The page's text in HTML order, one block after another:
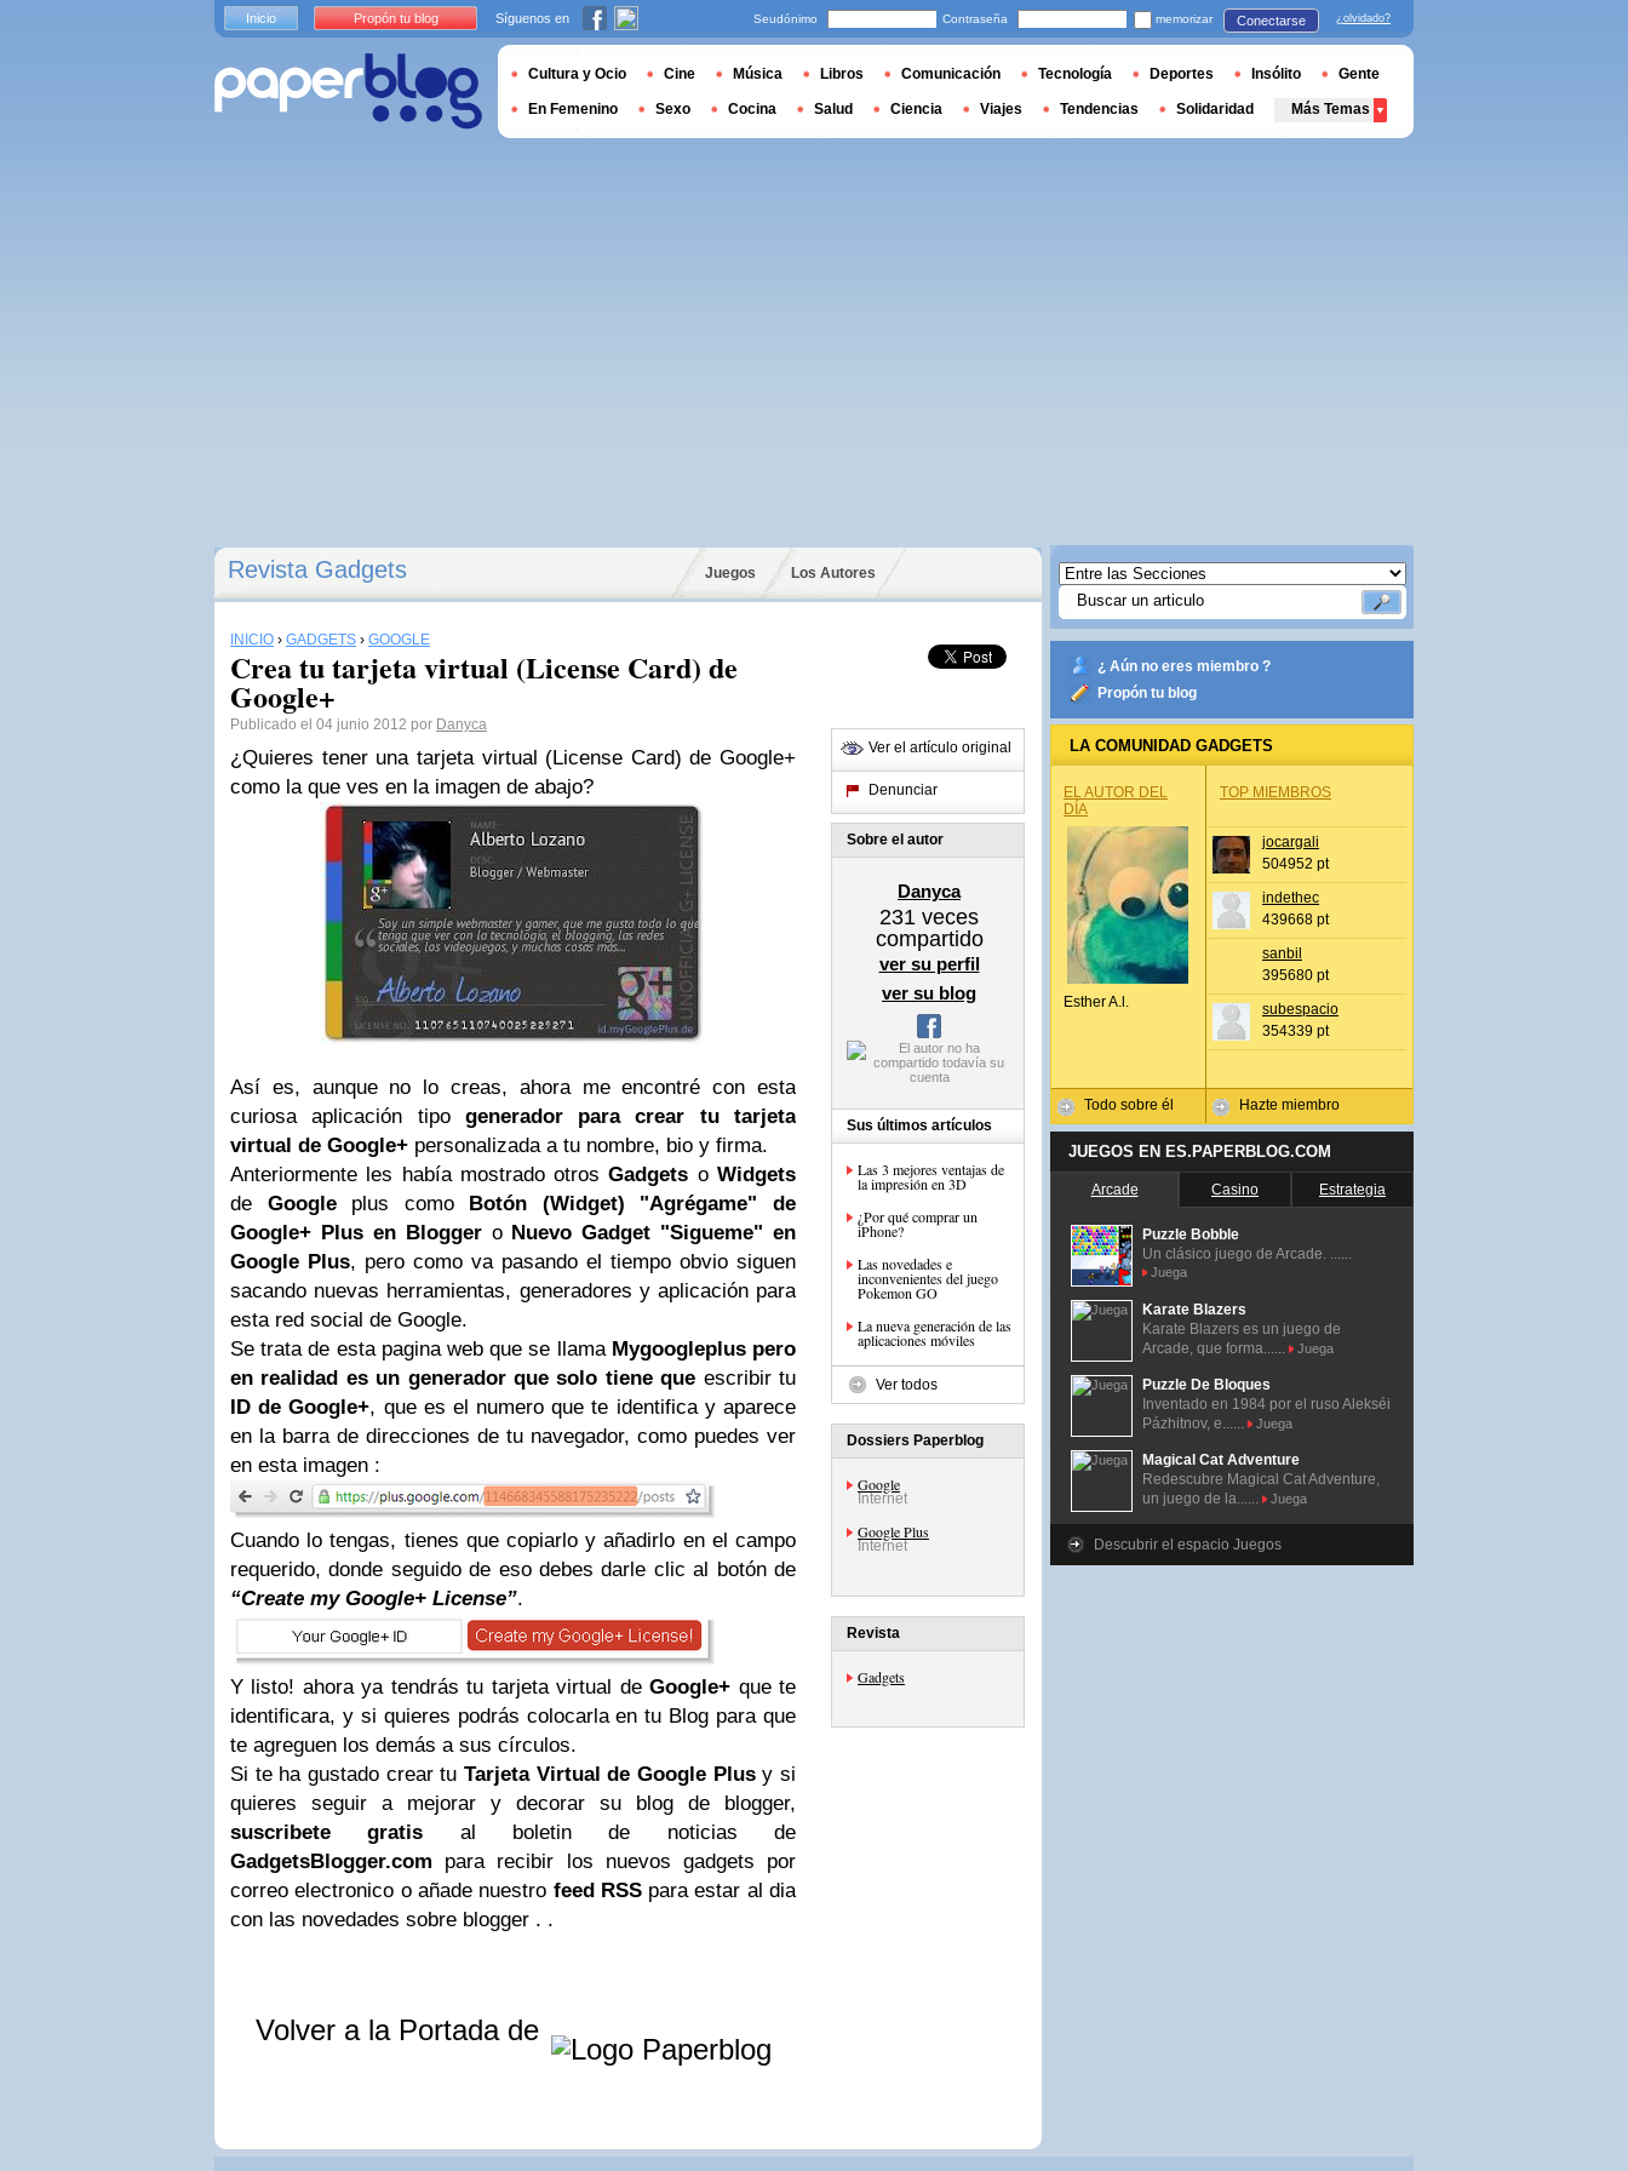
Revista Gadgets Juegos Los Autores
INICIO › GADGETS › GOOGLE
Crea tu tarjeta virtual (License Card) de
Google+
Publicado el 04 junio 2012 por Danyca
¿Quieres tener una tarjeta virtual (License Card) de Google+
como la que ves en la imagen de abajo?
Así es, aunque no lo creas, ahora me encontré con esta
curiosa aplicación tipo generador para crear tu tarjeta
virtual de Google+ personalizada a tu nombre, bio y firma.
Anteriormente les había mostrado otrosGadgets oWidgets
de Googleplus como
Botón (Widget) "Agrégame" de
Google+ Plus en Bloggero Nuevo Gadget "Sigueme" en
Google Plus, pero como va pasando el tiempo obvio siguen
sacando nuevas herramientas, generadores y aplicación para
esta red social de Google.
Se trata de esta pagina web que se llama Mygooglepluspero
en realidad es un generador que solo tiene que escribir tu
ID de Google+, que es el numero que te identifica y aparece
en la barra de direcciones de tu navegador, como puedes ver
en esta imagen :
Cuando lo tengas, tienes que copiarlo y añadirlo en el campo
requerido, donde seguido de eso debes darle clic al botón de
“Create my Google+ License”.
Y listo! ahora ya tendrás tu tarjeta virtual deGoogle+ que te
identificara, y si quieres podrás colocarla en tu Blog para que
te agreguen los demás a sus círculos.
Si te ha gustado crear tu Tarjeta Virtual de Google Plus y si
quieres seguir a mejorar y decorar su blog de blogger,
suscribete gratis al boletin de noticias de
GadgetsBlogger.com para recibir los nuevos gadgets por
correo electronico o añade nuestro feed RSSpara estar al dia
con las novedades sobre blogger . .
Volver a la Portada de
Ver el artículo original
Denunciar
Sobre el autor
Danyca
231 veces
compartido
ver su perfil
ver su blog
Sus últimos artículos
Las 3 mejores ventajas de
la impresión en 3D
¿Por qué comprar un
iPhone?
Las novedades e
inconvenientes del juego
Pokemon GO
La nueva generación de las
aplicaciones móviles
Ver todos
Dossiers Paperblog
Google
Internet
Google Plus
Internet
Revista
Gadgets
¿ Aún no eres miembro ?
Propón tu blog
LA COMUNIDAD GADGETS
EL AUTOR DEL
DÍA
Esther A.l.
Todo sobre él
TOP MIEMBROS
jocargali
504952 pt
indethec
439668 pt
sanbil
395680 pt
subespacio
354339 pt
Hazte miembro
JUEGOS EN ES.PAPERBLOG.COM
Arcade Casino Estrategia
Puzzle Bobble
Un clásico juego de Arcade. ......
Juega
Karate Blazers
Karate Blazers es un juego de
Arcade, que forma......
Juega
Puzzle De Bloques
Inventado en 1984 por el ruso Alekséi
Pázhitnov, e......
Juega
Magical Cat Adventure
Redescubre Magical Cat Adventure,
un juego de la......
Juega
Descubrir el espacio Juegos
Inicio Propón tu blog Síguenos en Seudónimo Contraseña memorizar Conectarse ¿olvidado?
Cultura y Ocio Cine Música Libros Comunicación Tecnología Deportes Insólito Gente
En Femenino Sexo Cocina Salud Ciencia Viajes Tendencias Solidaridad Más Temas